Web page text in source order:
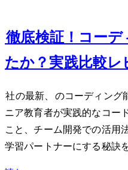
Claude 3徹底検証！コー
たか？実践比較レ
Anthropic社の最新AI、Claude 3のコーデ
ニア教育者が実践的なコー
こと、チーム開発での活用
学習パートナーにする秘訣